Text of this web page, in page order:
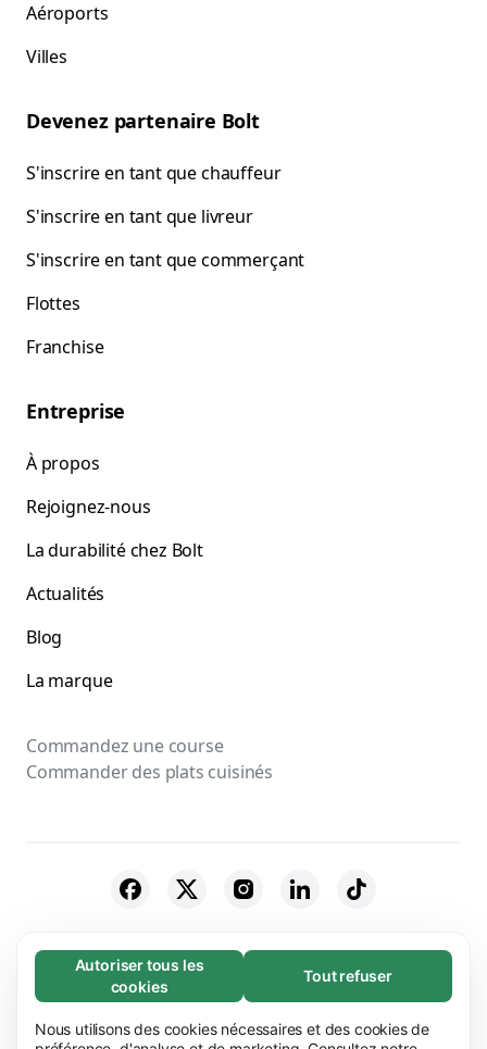
Nécessaires (65)
Les cookies nécessaires contribuent à rendre
notre site web utilisable en activant des
En savoir plus
Autoriser tous les
cookies
Tout refuser
Nous utilisons des cookies nécessaires et des cookies de
Aéroports
Villes
Devenez partenaire Bolt
S'inscrire en tant que chauffeur
S'inscrire en tant que livreur
S'inscrire en tant que commerçant
Flottes
Franchise
Entreprise
À propos
Rejoignez-nous
La durabilité chez Bolt
Actualités
Blog
La marque
Commandez une course
Commander des plats cuisinés
© 2026 Bolt Technology OÜ
Fournisseurs
Conditions générales